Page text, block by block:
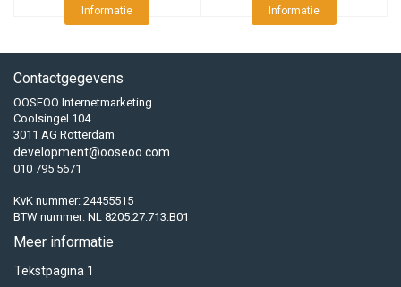
Informatie Informatie
Contactgegevens
OOSEOO Internetmarketing
Coolsingel 104
3011 AG Rotterdam
development@ooseoo.com
010 795 5671
KvK nummer: 24455515
BTW nummer: NL 8205.27.713.B01
Meer informatie
Tekstpagina 1